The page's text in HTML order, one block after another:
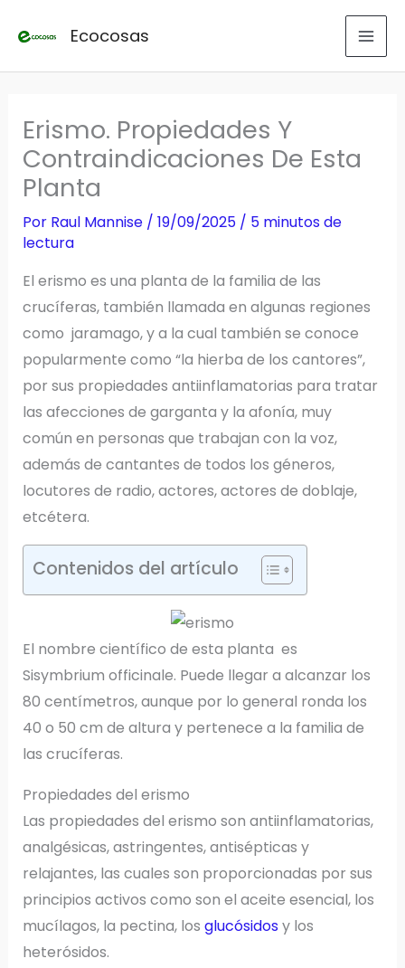
Ecocosas
Erismo. Propiedades Y
Contraindicaciones De Esta
Planta
Por Raul Mannise / 19/09/2025 / 5 minutos de
lectura
El erismo es una planta de la familia de las
crucíferas, también llamada en algunas regiones
como jaramago, y a la cual también se conoce
popularmente como “la hierba de los cantores”,
por sus propiedades antiinflamatorias para tratar
las afecciones de garganta y la afonía, muy
común en personas que trabajan con la voz,
además de cantantes de todos los géneros,
locutores de radio, actores, actores de doblaje,
etcétera.
Contenidos del artículo
El nombre científico de esta planta es
Sisymbrium officinale. Puede llegar a alcanzar los
80 centímetros, aunque por lo general ronda los
40 o 50 cm de altura y pertenece a la familia de
las crucíferas.
Propiedades del erismo
Las propiedades del erismo son antiinflamatorias,
analgésicas, astringentes, antisépticas y
relajantes, las cuales son proporcionadas por sus
principios activos como son el aceite esencial, los
mucílagos, la pectina, los glucósidosy los
heterósidos.